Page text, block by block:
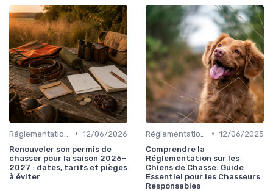
• 12/06/2026
Renouveler son permis de
chasser pour la saison 2026-
2027 : dates, tarifs et pièges
à éviter
• 12/06/2025
Comprendre la
Réglementation sur les
Chiens de Chasse: Guide
Essentiel pour les Chasseurs
Responsables